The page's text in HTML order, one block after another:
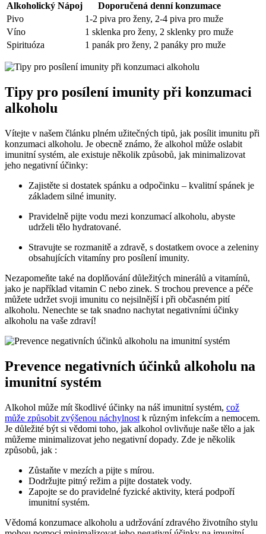
Alkoholický Nápoj
Doporučená denní konzumace
Pivo
1-2 piva pro ženy, 2-4 piva pro muže
Víno
1 sklenka pro ženy, 2 sklenky pro muže
Spirituóza
1 panák pro ženy, 2 panáky pro muže
Tipy pro posílení imunity při konzumaci
alkoholu
Vítejte v našem článku plném užitečných tipů, jak posílit imunitu při
konzumaci alkoholu. Je obecně známo, že alkohol může oslabit
imunitní systém, ale existuje několik způsobů, jak minimalizovat
jeho negativní účinky:
Zajistěte si dostatek spánku a odpočinku – kvalitní spánek je
základem silné imunity.
Pravidelně pijte vodu mezi konzumací alkoholu, abyste
udrželi tělo hydratované.
Stravujte se rozmanitě a zdravě, s dostatkem ovoce a zeleniny
obsahujících vitamíny pro posílení imunity.
Nezapomeňte také na doplňování důležitých minerálů a vitamínů,
jako je například vitamin C nebo zinek. S trochou prevence a péče
můžete udržet svoji imunitu co nejsilnější i při občasném pití
alkoholu. Nenechte se tak snadno nachytat negativními účinky
alkoholu na vaše zdraví!
Prevence negativních účinků alkoholu na
imunitní systém
Alkohol může mít škodlivé účinky na náš imunitní systém, což
může způsobit zvýšenou náchylnost k různým infekcím a nemocem.
Je důležité být si vědomi toho, jak alkohol ovlivňuje naše tělo a jak
můžeme minimalizovat jeho negativní dopady. Zde je několik
způsobů, jak :
Zůstaňte v mezích a pijte s mírou.
Dodržujte pitný režim a pijte dostatek vody.
Zapojte se do pravidelné fyzické aktivity, která podpoří
imunitní systém.
Vědomá konzumace alkoholu a udržování zdravého životního stylu